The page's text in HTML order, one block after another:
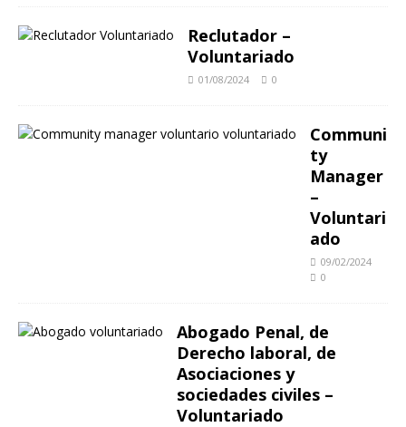
Reclutador –
Voluntariado
01/08/2024 0
Communi
ty
Manager
–
Voluntari
ado
09/02/2024
0
Abogado Penal, de
Derecho laboral, de
Asociaciones y
sociedades civiles –
Voluntariado